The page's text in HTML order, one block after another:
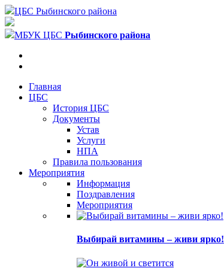
ЦБС Рыбинского района
МБУК ЦБС Рыбинского района
Главная
ЦБС
История ЦБС
Документы
Устав
Услуги
НПА
Правила пользования
Мероприятия
Информация
Поздравления
Мероприятия
Выбирай витамины – живи ярко!